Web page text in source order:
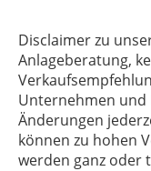
Disclaimer zu
Anlageberatung,
Unternehmen und
Änderungen
können zu hohen
werden ganz oder